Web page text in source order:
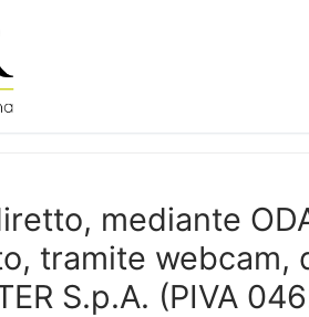
mediante
tramite webcam,
S.p.A. (PIVA